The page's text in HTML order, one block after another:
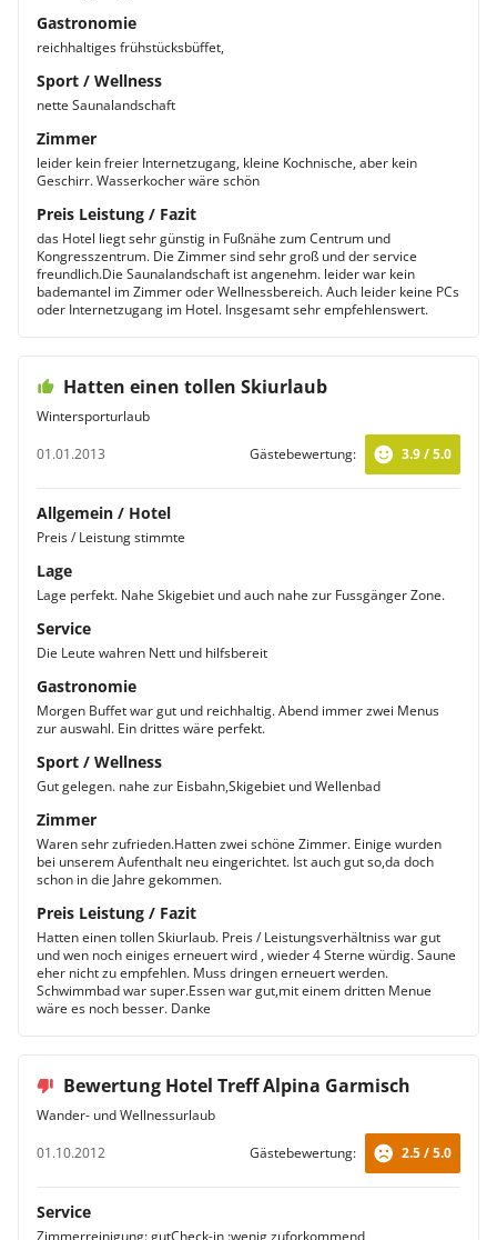
Gastronomie
reichhaltiges frühstücksbüffet,
Sport / Wellness
nette Saunalandschaft
Zimmer
leider kein freier Internetzugang, kleine Kochnische, aber kein
Geschirr. Wasserkocher wäre schön
Preis Leistung / Fazit
das Hotel liegt sehr günstig in Fußnähe zum Centrum und
Kongresszentrum. Die Zimmer sind sehr groß und der service
freundlich.Die Saunalandschaft ist angenehm. leider war kein
bademantel im Zimmer oder Wellnessbereich. Auch leider keine PCs
oder Internetzugang im Hotel. Insgesamt sehr empfehlenswert.
Hatten einen tollen Skiurlaub
Wintersporturlaub
01.01.2013
Gästebewertung: 3.9 / 5.0
Allgemein / Hotel
Preis / Leistung stimmte
Lage
Lage perfekt. Nahe Skigebiet und auch nahe zur Fussgänger Zone.
Service
Die Leute wahren Nett und hilfsbereit
Gastronomie
Morgen Buffet war gut und reichhaltig. Abend immer zwei Menus
zur auswahl. Ein drittes wäre perfekt.
Sport / Wellness
Gut gelegen. nahe zur Eisbahn,Skigebiet und Wellenbad
Zimmer
Waren sehr zufrieden.Hatten zwei schöne Zimmer. Einige wurden
bei unserem Aufenthalt neu eingerichtet. Ist auch gut so,da doch
schon in die Jahre gekommen.
Preis Leistung / Fazit
Hatten einen tollen Skiurlaub. Preis / Leistungsverhältniss war gut
und wen noch einiges erneuert wird , wieder 4 Sterne würdig. Saune
eher nicht zu empfehlen. Muss dringen erneuert werden.
Schwimmbad war super.Essen war gut,mit einem dritten Menue
wäre es noch besser. Danke
Bewertung Hotel Treff Alpina Garmisch
Wander- und Wellnessurlaub
01.10.2012
Gästebewertung: 2.5 / 5.0
Service
Zimmerreinigung: gutCheck-in :wenig zuforkommend